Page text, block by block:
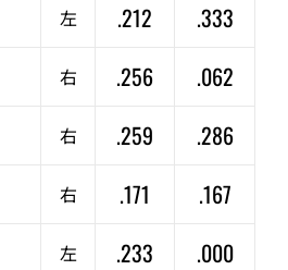
左 .212
.333
右 .256
.062
右 .259
.286
右 .171
.167
左 .233
.000